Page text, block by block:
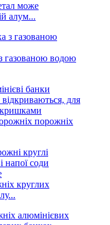
може
алум...
газованою водою
порожніх
круглих